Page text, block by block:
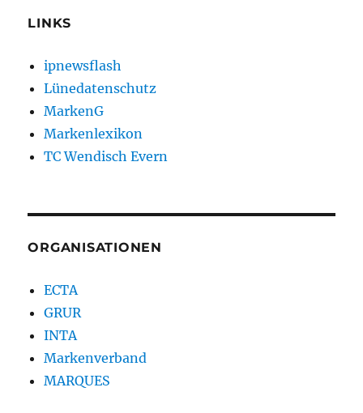
LINKS
ipnewsflash
Lünedatenschutz
MarkenG
Markenlexikon
TC Wendisch Evern
ORGANISATIONEN
ECTA
GRUR
INTA
Markenverband
MARQUES